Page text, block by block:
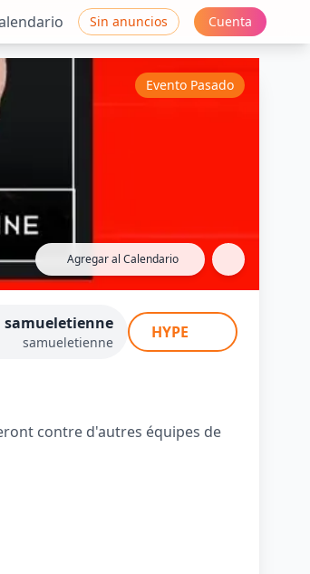
Sin anuncios Cuenta
Riskin,
Agregar al Calendario
Evento Pasado
samueletienne
samueletienne
HYPE
contre d'autres équipes de